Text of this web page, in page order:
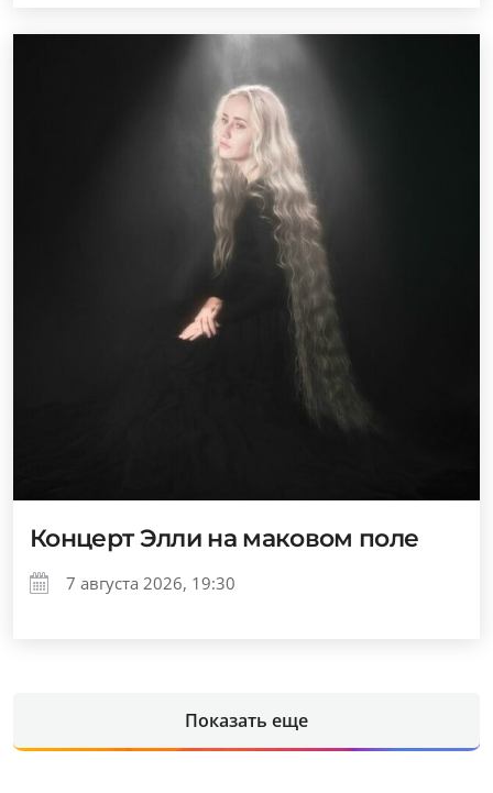
Концерт Элли на маковом поле
7 августа 2026, 19:30
Показать еще